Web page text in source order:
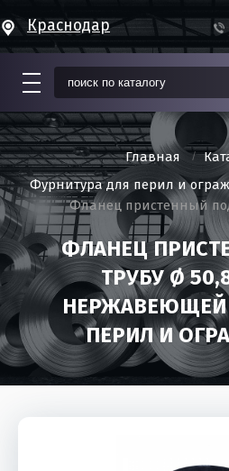
Краснодар
Главная
Фурнитура для перил и
Фланец пристенный
ФЛАНЕЦ
ТРУБУ Ø
НЕРЖАВЕЮЩЕЙ
ПЕРИЛ И